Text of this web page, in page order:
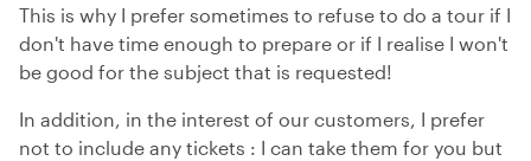
This is why I prefer sometimes to refuse to do a tour if I
don't have time enough to prepare or if I realise I won't
be good for the subject that is requested!
In addition, in the interest of our customers, I prefer
not to include any tickets : I can take them for you but